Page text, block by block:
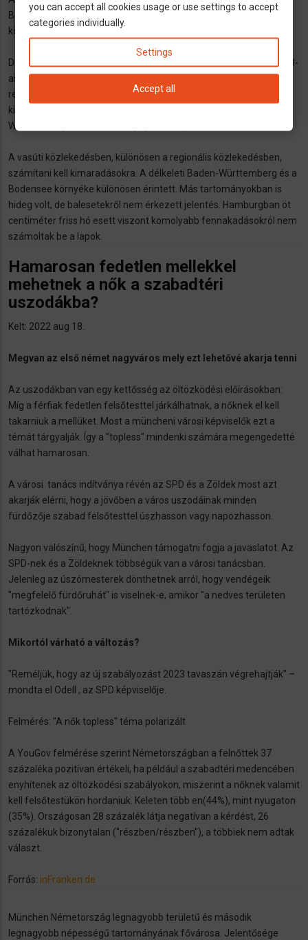
Bodensee-nél is korlátozások vannak. Stuttgart és Singen/Zürich
között várhatóan vasárnap indulhat újra a távolsági közlekedés.
Dél-Bajorország autópályáin kilométeres dugók alakultak ki. Az A8-
as autópályán München közelében 30 kilométeres volt a dugó. A
rendőrség azt kérte, hogy az emberek maradjanak otthon. Sok
kisebb út hóval borított vagy kidőlt fák miatt járhatatlan. Baden-
Württembergben is a hó és a jég okozott problémákat.
A vasúti közlekedésben, különösen a regionális közlekedésben,
számítani kell kimaradásokra. A délkeleti Baden-Württemberg és a
Bodensee környéke különösen érintett. Más tartományokban is
hideg volt, de balesetekről nem érkezett jelentés. Hamburgban öt
centiméter friss hó esett viszont komolyabb fennakadásokról nem
számoltak be a lapok.
Hamarosan fedetlen mellekkel
mehetnek a nők a szabadtéri
uszodákba?
Kelt: 2022 aug 18.
Megvan az első német nagyváros mely ezt lehetővé akarja tenni
Az uszodákban van egy kettősség az öltözködési előírásokban:
Míg a férfiak fedetlen felsőtesttel járkálhatnak, a nőknek el kell
takarniuk a mellüket. Most a müncheni városi képviselők ezt a
témát tárgyalják. Így a "topless" mindenki számára megengedetté
válhat hamarosan.
A városi tanács indítványa révén az SPD és a Zöldek most azt
akarják elérni, hogy a jövőben a város uszodáinak minden
fürdőzője szabad felsőtesttel úszhasson vagy napozhasson.
Nagyon valószínű, hogy München támogatni fogja a javaslatot. Az
SPD-nek és a Zöldeknek többségük van a városi tanácsban.
Jelenleg az úszómesterek dönthetnek arról, hogy vendégeik
"megfelelő fürdőruhát" is viselnek-e, amikor "a nedves területen
tartózkodnak".
Mikortól várható a változás?
"Reméljük, hogy az új szabályozást 2023 tavaszán végrehajtják" –
mondta el Odell , az SPD képviselője.
Felmérés: "A nők topless" téma polarizált
A YouGov felmérése szerint Németországban a felnőttek 37
százaléka pozitívan értékeli, ha például a szabadtéri medencében
enyhítenek az öltözködési szabályokon, miszerint a nőknek valamit
kell felsőtestükön hordaniuk. Keleten több en(44%), mint nyugaton
(35%). Országosan 28 százalék látja negatívan a kérdést, 26
százalékuk bizonytalan ("részben/részben"), a többiek nem adtak
választ.
Forrás: inFranken.de
München Németország legnagyobb területű és második
legnagyobb népességű tartományának fővárosa. Jelentősége
you can accept all cookies usage or use settings to accept
categories individually.
Settings
Accept all